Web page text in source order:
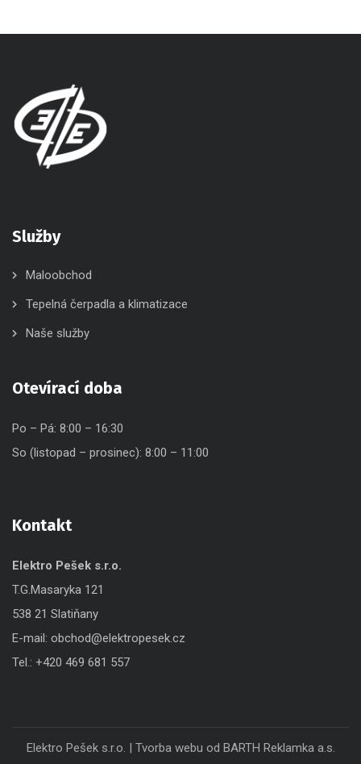
Služby
Maloobchod
Tepelná čerpadla a klimatizace
Naše služby
Otevírací doba
Po – Pá: 8:00 – 16:30
So (listopad – prosinec): 8:00 – 11:00
Kontakt
Elektro Pešek s.r.o.
T.G.Masaryka 121
538 21 Slatiňany
E-mail: obchod@elektropesek.cz
Tel.: +420 469 681 557
Elektro Pešek s.r.o. | Tvorba webu od BARTH Reklamka a.s.